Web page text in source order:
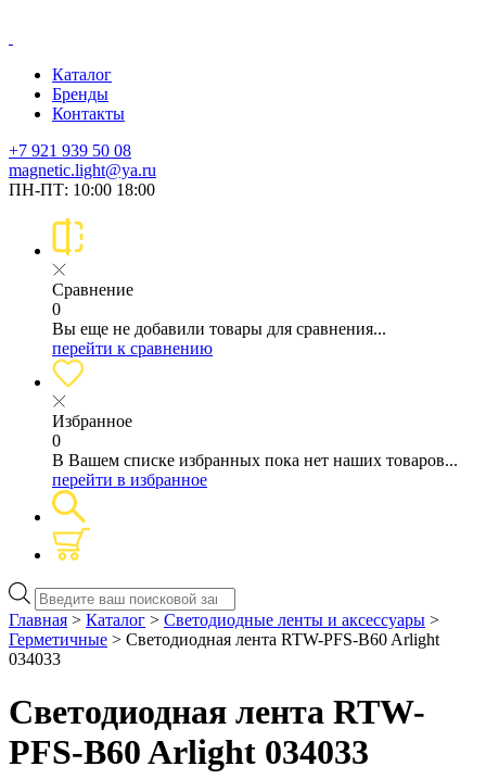
Каталог
Бренды
Контакты
+7 921 939 50 08
magnetic.light@ya.ru
ПН-ПТ: 10:00 18:00
Сравнение
0
Вы еще не добавили товары для сравнения...
перейти к сравнению
Избранное
0
В Вашем списке избранных пока нет наших товаров...
перейти в избранное
Поиск
товаров
Главная > Каталог > Светодиодные ленты и аксессуары >
Герметичные > Светодиодная лента RTW-PFS-B60 Arlight
034033
Светодиодная лента RTW-
PFS-B60 Arlight 034033